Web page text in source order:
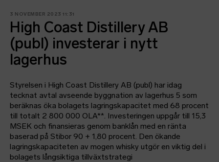
3 NOVEMBER 2023 11:31
High Coast Distillery AB
(publ) investerar i nytt
lagerhus
Styrelsen i High Coast Distillery AB (publ) har idag
tecknat avtal avseende byggnation av lagerhus 5 som
beräknas öka bolagets lagringskapacitet med 68 procent
till totalt 2 800 000 OLA**. Investeringen uppgår till 15,3
MSEK och finansieras genom banklån med en ränta
baserad på Stibor 90 + 1,80 procent. Den ökande
lagringskapaciteten av mogen whisky utgör en viktig del i
bolagets långsiktiga tillväxtstrategi